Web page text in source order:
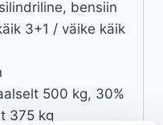
bensiin
3+1 / väike käik
500 kg, 30%
375 kg